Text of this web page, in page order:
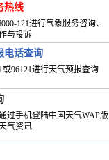
热线
121进行气象服务咨询、
与投诉
电话查询
或96121进行天气预报查询
过手机登陆中国天气WAP版
气资讯